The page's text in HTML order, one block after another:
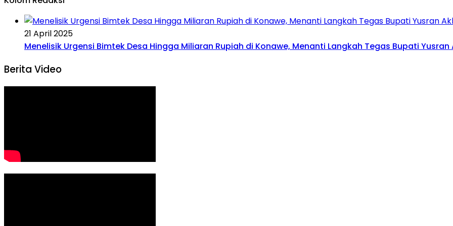
21 April 2025
Menelisik Urgensi Bimtek Desa Hingga Miliaran Rupiah di Konawe, Menanti Langkah Tegas Bupati Yusran
Berita Video